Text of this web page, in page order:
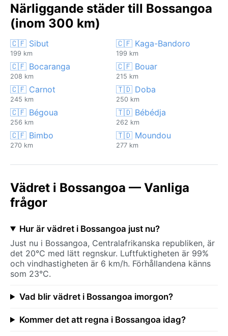
Närliggande städer till Bossangoa
(inom 300 km)
🇨🇫 Sibut
199 km
🇨🇫 Kaga-Bandoro
199 km
🇨🇫 Bocaranga
208 km
🇨🇫 Bouar
215 km
🇨🇫 Carnot
245 km
🇹🇩 Doba
250 km
🇨🇫 Bégoua
256 km
🇹🇩 Bébédja
262 km
🇨🇫 Bimbo
270 km
🇹🇩 Moundou
277 km
Vädret i Bossangoa — Vanliga
frågor
Hur är vädret i Bossangoa just nu?
Just nu i Bossangoa, Centralafrikanska republiken, är
det 20°C med lätt regnskur. Luftfuktigheten är 99%
och vindhastigheten är 6 km/h. Förhållandena känns
som 23°C.
Vad blir vädret i Bossangoa imorgon?
Kommer det att regna i Bossangoa idag?